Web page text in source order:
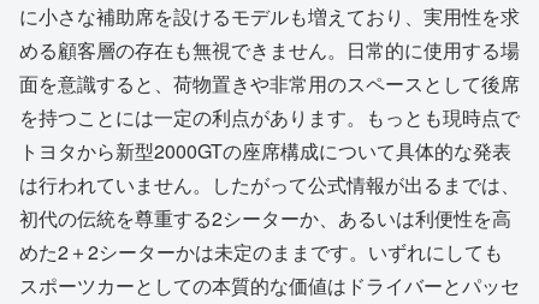
に小さな補助席を設けるモデルも増えており、実用性を求
める顧客層の存在も無視できません。日常的に使用する場
面を意識すると、荷物置きや非常用のスペースとして後席
を持つことには一定の利点があります。もっとも現時点で
トヨタから新型2000GTの座席構成について具体的な発表
は行われていません。したがって公式情報が出るまでは、
初代の伝統を尊重する2シーターか、あるいは利便性を高
めた2＋2シーターかは未定のままです。いずれにしても
スポーツカーとしての本質的な価値はドライバーとパッセ